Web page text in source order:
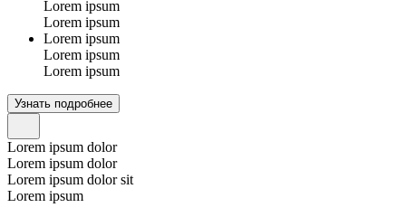
Lorem ipsum
Lorem ipsum
Lorem ipsum
Lorem ipsum
Lorem ipsum
Узнать подробнее
Lorem ipsum dolor
Lorem ipsum dolor
Lorem ipsum dolor sit
Lorem ipsum